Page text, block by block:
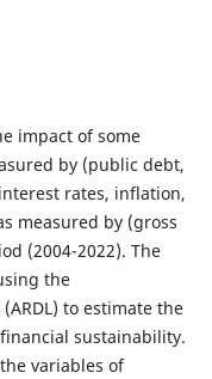
impact of some
by (public debt,
rates, inflation,
measured by (gross
(2004-2022). The
the
to estimate the
sustainability.
variables of